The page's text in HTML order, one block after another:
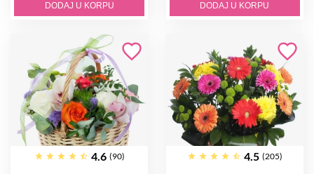
DODAJ U KORPU DODAJ U KORPU
4.6 (90) 4.5 (205)